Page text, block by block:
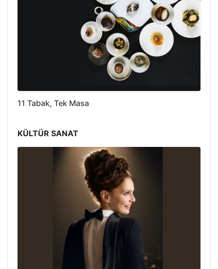
11 Tabak, Tek Masa
KÜLTÜR SANAT